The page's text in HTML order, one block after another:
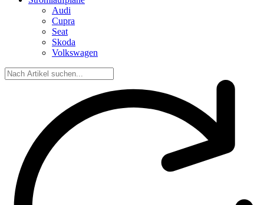
Audi
Cupra
Seat
Skoda
Volkswagen